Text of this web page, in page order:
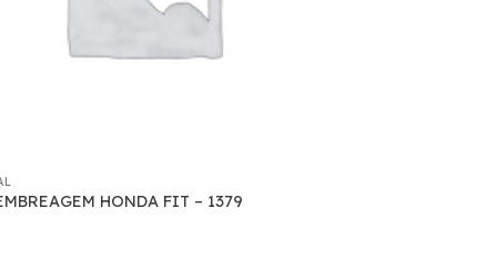
HONDA FIT – 1379